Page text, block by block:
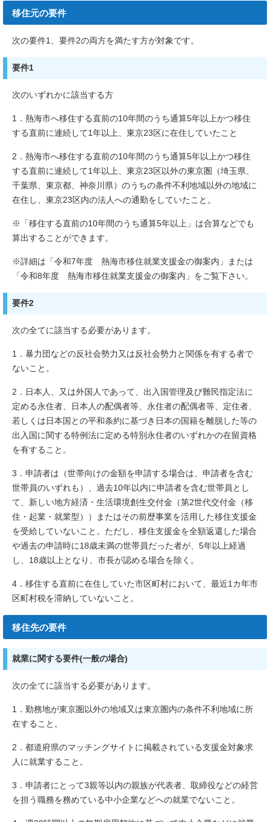
移住元の要件
次の要件1、要件2の両方を満たす方が対象です。
要件1
次のいずれかに該当する方
1．熱海市へ移住する直前の10年間のうち通算5年以上かつ移住
する直前に連続して1年以上、東京23区に在住していたこと
2．熱海市へ移住する直前の10年間のうち通算5年以上かつ移住
する直前に連続して1年以上、東京23区以外の東京圏（埼玉県、
千葉県、東京都、神奈川県）のうちの条件不利地域以外の地域に
在住し、東京23区内の法人への通勤をしていたこと。
※「移住する直前の10年間のうち通算5年以上」は合算などでも
算出することができます。
※詳細は「令和7年度 熱海市移住就業支援金の御案内」または
「令和8年度 熱海市移住就業支援金の御案内」をご覧下さい。
要件2
次の全てに該当する必要があります。
1．暴力団などの反社会勢力又は反社会勢力と関係を有する者で
ないこと。
2．日本人、又は外国人であって、出入国管理及び難民指定法に
定める永住者、日本人の配偶者等、永住者の配偶者等、定住者、
若しくは日本国との平和条約に基づき日本の国籍を離脱した等の
出入国に関する特例法に定める特別永住者のいずれかの在留資格
を有すること。
3．申請者は（世帯向けの金額を申請する場合は、申請者を含む
世帯員のいずれも）、過去10年以内に申請者を含む世帯員とし
て、新しい地方経済・生活環境創生交付金（第2世代交付金（移
住・起業・就業型））またはその前歴事業を活用した移住支援金
を受給していないこと。ただし、移住支援金を全額返還した場合
や過去の申請時に18歳未満の世帯員だった者が、5年以上経過
し、18歳以上となり、市長が認める場合を除く。
4．移住する直前に在住していた市区町村において、最近1カ年市
区町村税を滞納していないこと。
移住先の要件
就業に関する要件(一般の場合)
次の全てに該当する必要があります。
1．勤務地が東京圏以外の地域又は東京圏内の条件不利地域に所
在すること。
2．都道府県のマッチングサイトに掲載されている支援金対象求
人に就業すること。
3．申請者にとって3親等以内の親族が代表者、取締役などの経営
を担う職務を務めている中小企業などへの就業でないこと。